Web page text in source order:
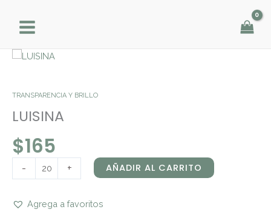
contenido
TRANSPARENCIA Y BRILLO
LUISINA
$165
-
LUISINA
+ AÑADIR AL CARRITO
Agrega a favoritos